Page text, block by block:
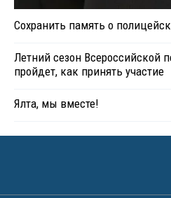
Сохранить память о
Летний сезон Всероссийской
пройдет, как принять участие
Ялта, мы вместе!